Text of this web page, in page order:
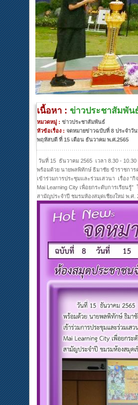
เนื้อหา : ข่าวประชาสัมพัน
หมวดหมู่ : ข่าวประชาสัมพันธ์
หัวข้อเรื่อง : จดหมายข่าวฉบับที่ 8 ประจำวัน
พฤหัสบดี ที่ 15 เดือน ธันวาคม พ.ศ.2565
วันที่ 15 ธันวาคม 2565 เวลา 8.30 -
พร้อมด้วย นายพลพิทักษ์ ธิมาชัย ข้าราชการ
เข้าร่วมการประชุมและร่วมเสวนา เรื่อง “
Mai Learning City เพื่อยกระดับการเรียน
สามัญประจำปี ชมรมห้องสมุดเชียงใหม่ พ.ศ